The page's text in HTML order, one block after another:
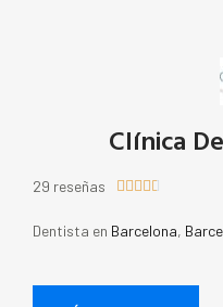
Clínica
29 reseñas     
Dentista en Barcelona,